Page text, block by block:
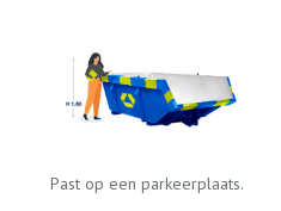
Past op een parkeerplaats.